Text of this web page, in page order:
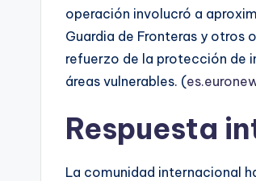
operación involucró a
Guardia de Fronteras y otros
refuerzo de la protección de
áreas vulnerables. (
Respuesta
La comunidad internacional